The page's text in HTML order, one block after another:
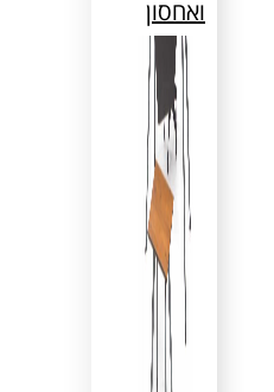
ואחסון